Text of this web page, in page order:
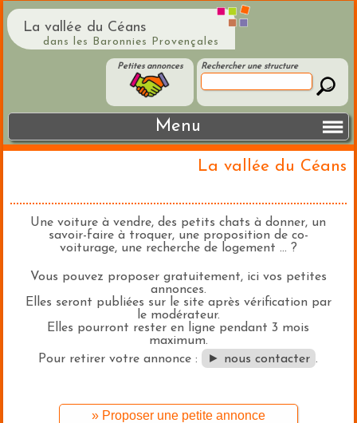
La vallée du Céans
dans les Baronnies Provençales
Rechercher une structure
Petites annonces
Menu
La vallée du Céans
Une voiture à vendre, des petits chats à donner, un
savoir-faire à troquer, une proposition de co-
voiturage, une recherche de logement ... ?
Vous pouvez proposer gratuitement, ici vos petites
annonces.
Elles seront publiées sur le site après vérification par
le modérateur.
Elles pourront rester en ligne pendant 3 mois
maximum.
Pour retirer votre annonce :
► nous contacter .
» Proposer une petite annonce